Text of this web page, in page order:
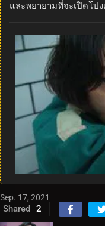
และพยายามที่จะเปิดโป
Sep. 17, 2021
Shared 2